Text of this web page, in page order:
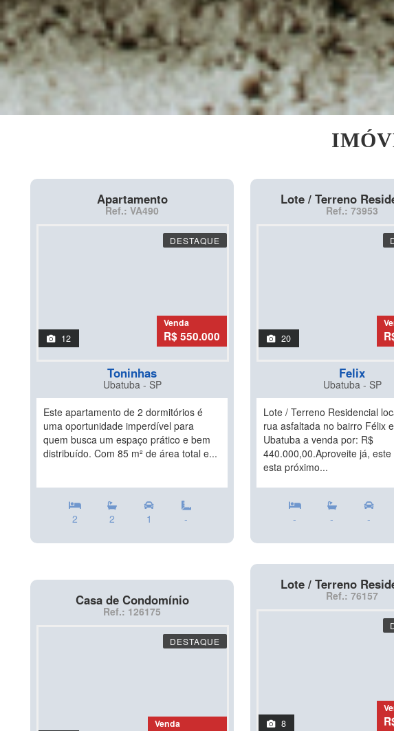
Apartamento
Ref.: VA490
DESTAQUE
12
Venda
R$ 550.000
Toninhas
Ubatuba - SP
Este apartamento de 2 dormitórios é
uma oportunidade imperdível para
quem busca um espaço prático e bem
distribuído. Com 85 m² de área total e...
2 2 1 -
Lote / Terreno
Ref.: 73953
20
Felix
Ubatuba - SP
Lote / Terreno Residencial
rua asfaltada no bairro Félix
Ubatuba a venda por: R$
440.000,00.Aproveite já, este
esta próximo...
- - -
Casa de Condomínio
Ref.: 126175
DESTAQUE
Venda
Lote / Terreno
Ref.: 76157
8